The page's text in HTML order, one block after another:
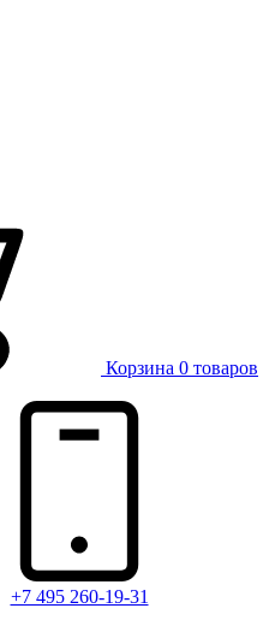
Корзина 0 товаров
+7 495 260-19-31